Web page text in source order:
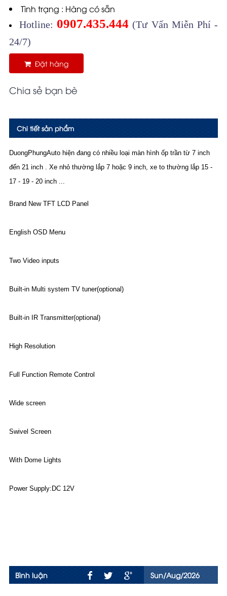
Tình trạng : Hàng có sẵn
Hotline: 0907.435.444 (Tư Vấn Miễn Phí -
24/7)
Đặt hàng
Chia sẻ bạn bè
Chi tiết sản phẩm
DuongPhungAuto hiện đang có nhiều loại màn hình ốp trần từ 7 inch
đến 21 inch . Xe nhỏ thường lắp 7 hoặc 9 inch, xe to thường lắp 15 -
17 - 19 - 20 inch ...
Brand New TFT LCD Panel
English OSD Menu
Two Video inputs
Built-in Multi system TV tuner(optional)
Built-in IR Transmitter(optional)
High Resolution
Full Function Remote Control
Wide screen
Swivel Screen
With Dome Lights
Power Supply:DC 12V
Bình luận Sun/Aug/2026